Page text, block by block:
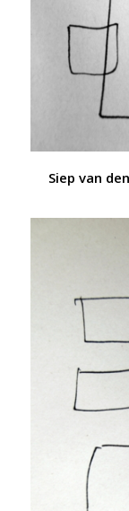
Siep van